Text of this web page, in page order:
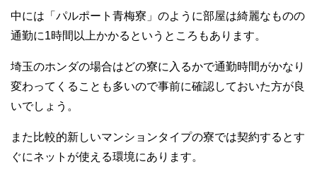
中には「パルポート青梅寮」のように部屋は綺麗なものの
通勤に1時間以上かかるというところもあります。
埼玉のホンダの場合はどの寮に入るかで通勤時間がかなり
変わってくることも多いので事前に確認しておいた方が良
いでしょう。
また比較的新しいマンションタイプの寮では契約するとす
ぐにネットが使える環境にあります。